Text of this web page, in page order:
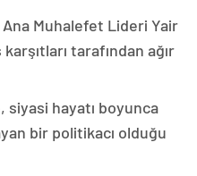
Muhalefet Lideri Yair
tarafından ağır
hayatı boyunca
bir politikacı olduğu